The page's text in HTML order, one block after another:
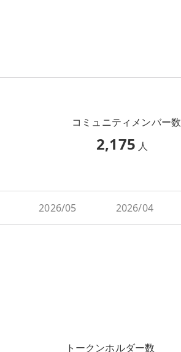
コミュニティメンバー数
2,175 人
2026/05 2026/04
トークンホルダー数